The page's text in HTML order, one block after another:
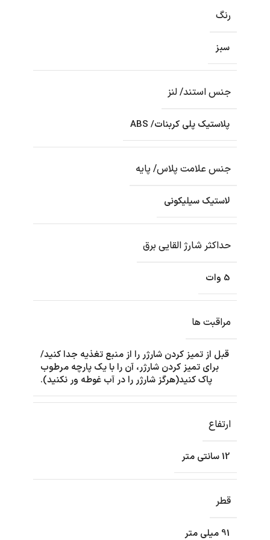
رنگ
سبز
جنس استند/ لنز
پلاستیک پلی کربنات/ ABS
جنس علامت پلاس/ پایه
لاستیک سیلیکونی
حداکثر شارژ القایی برق
5 وات
مراقبت ها
قبل از تمیز کردن شارژر را از منبع تغذیه جدا کنید/
برای تمیز کردن شارژر، آن را با یک پارچه مرطوب
پاک کنید(هرگز شارژر را در آب غوطه ور نکنید).
ارتفاع
12 سانتی متر
قطر
91 میلی متر